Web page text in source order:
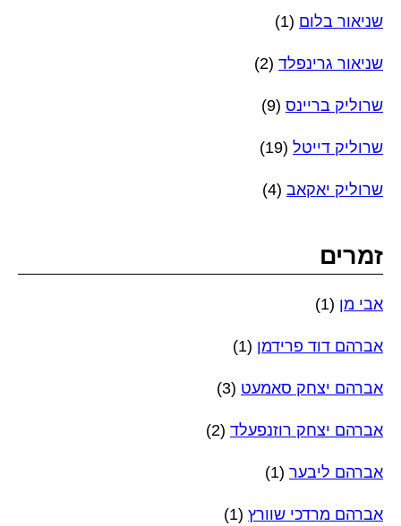
שניאור בלום (1)
שניאור גרינפלד (2)
שרוליק בריינס (9)
שרוליק דייטל (19)
שרוליק יאקאב (4)
זמרים
אבי מן (1)
אברהם דוד פרידמן (1)
אברהם יצחק סאמעט (3)
אברהם יצחק רוזנפעלד (2)
אברהם ליבער (1)
אברהם מרדכי שוורץ (1)